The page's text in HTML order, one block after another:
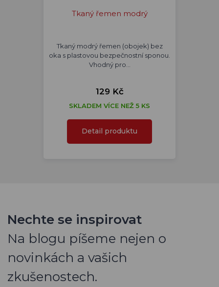
Tkaný řemen modrý
Tkaný modrý řemen (obojek) bez
oka s plastovou bezpečnostní sponou.
Vhodný pro…
129 Kč
SKLADEM VÍCE NEŽ 5 KS
Detail produktu
Nechte se inspirovat
Na blogu píšeme nejen o
novinkách a vašich
zkušenostech.